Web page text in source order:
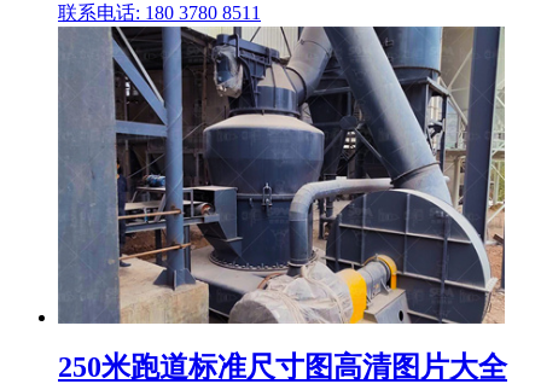
联系电话: 180 3780 8511
250米跑道标准尺寸图高清图片大全